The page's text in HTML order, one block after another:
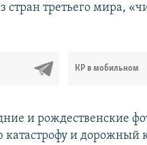
третьего мира,
КР в мобильном
и рождественские
и дорожный